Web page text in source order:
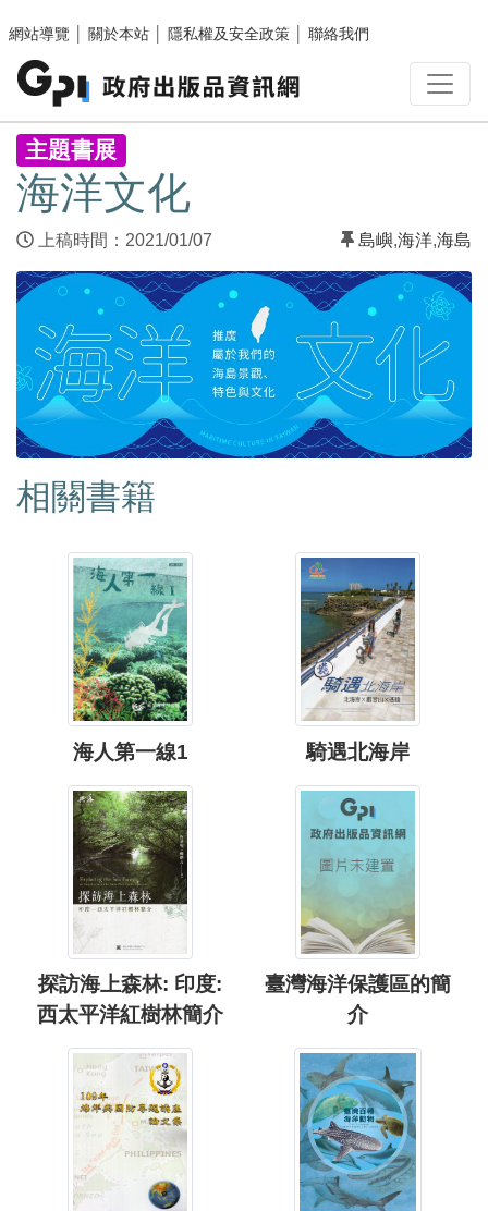
網站導覽
關於本站 隱私權及安全政策 聯絡我們
:::
主題書展
海洋文化
上稿時間：2021/01/07 島嶼,海洋,海島
相關書籍
海人第一線1 騎遇北海岸
探訪海上森林: 印度:
西太平洋紅樹林簡介
臺灣海洋保護區的簡
介